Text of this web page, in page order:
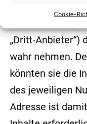
Cookie-
„Dritt-Anbieter“)
wahr nehmen.
könnten sie die
des jeweiligen
Adresse ist